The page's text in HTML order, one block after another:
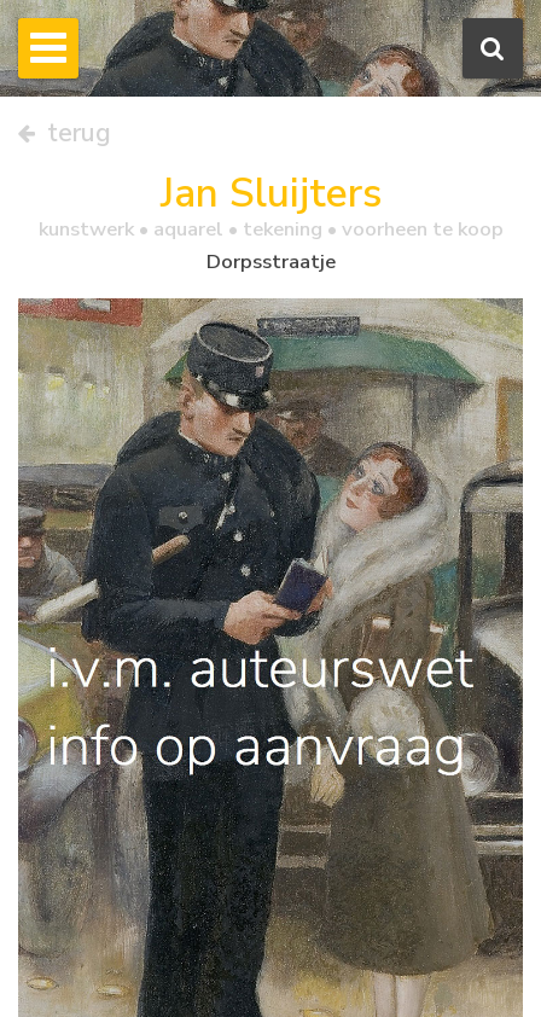
terug
Jan Sluijters
kunstwerk • aquarel • tekening • voorheen te koop
Dorpsstraatje